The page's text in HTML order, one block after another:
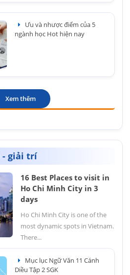
Ưu và nhược điểm của 5
ngành học Hot hiện nay
Xem thêm
- giải trí
16 Best Places to visit in
Ho Chi Minh City in 3
days
Ho Chi Minh City is one of the
most dynamic spots in Vietnam.
There...
Mục lục Ngữ Văn 11 Cánh
Diều Tập 2 SGK